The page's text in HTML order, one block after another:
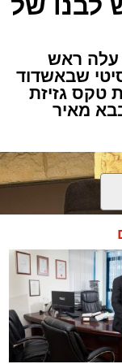
נערך
שידוע
יהודי לוהט
חבושי
בליווי הרכב
נסחפו
לבנו של
עלה ראש
שבאשדוד
טקס גזיזת
מאיר